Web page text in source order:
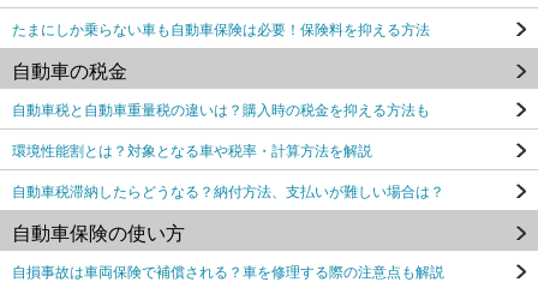
たまにしか乗らない車も自動車保険は必要！保険料を抑える方法
自動車の税金
自動車税と自動車重量税の違いは？購入時の税金を抑える方法も
環境性能割とは？対象となる車や税率・計算方法を解説
自動車税滞納したらどうなる？納付方法、支払いが難しい場合は？
自動車保険の使い方
自損事故は車両保険で補償される？車を修理する際の注意点も解説